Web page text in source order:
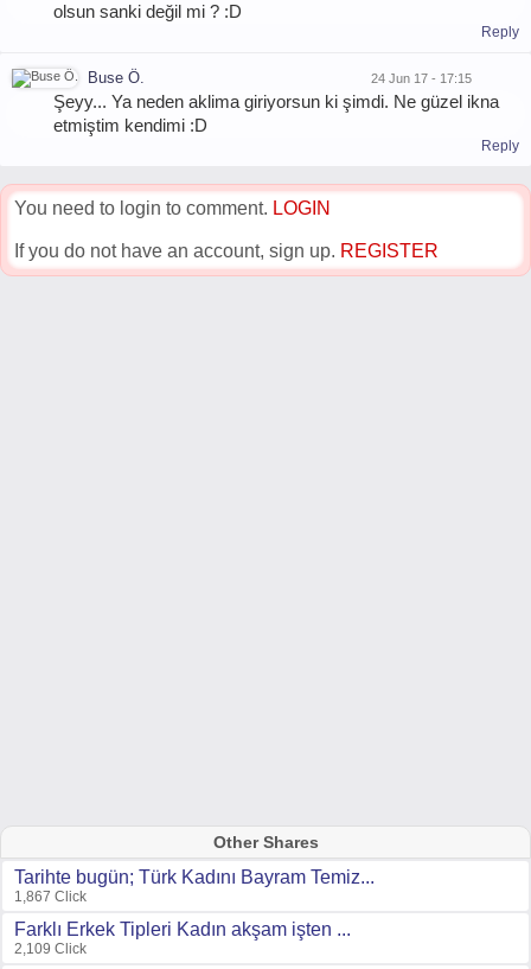
olsun sanki değil mi ? :D
Reply
Buse Ö. 24 Jun 17 - 17:15
Şeyy... Ya neden aklima giriyorsun ki şimdi. Ne güzel ikna
etmiştim kendimi :D
Reply
You need to login to comment. LOGIN
If you do not have an account, sign up. REGISTER
Other Shares
Tarihte bugün; Türk Kadını Bayram Temiz...
1,867 Click
Farklı Erkek Tipleri Kadın akşam işten ...
2,109 Click